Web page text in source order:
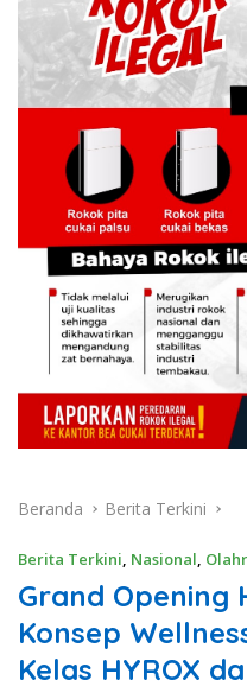
Beranda Berita Terkini
Berita Terkini, Nasional,
Grand Opening
Konsep
Kelas HYROX